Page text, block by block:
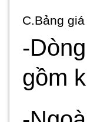
C.Bảng
-
gồm